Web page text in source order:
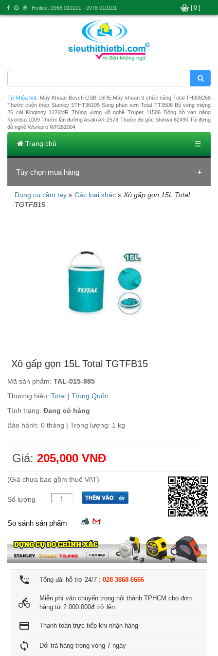
Từ khóa hot: Máy Khoan Bosch GSB 16RE Máy khoan 3 chức năng Total TH308268
Thước cuộn thép Stanley STHT36195 Súng phun sơn Total TT3506 Bộ vòng miệng
26 cái Kingtony 1226MR Thùng đựng đồ nghề Truper 11506 Đồng hồ vạn năng
Kyoritsu 1009 Thước lăn đường Asaki AK-2578 Thước đo góc Shinwa 62490 Túi đựng
đồ nghề Workpro WP281004
Trang chủ ☰
Tùy chọn mua hàng
Đang tải dữ liệu
Dụng cụ cầm tay » Các loại khác » Xô gấp gọn 15L Total
TGTFB15
Xô gấp gọn 15L Total TGTFB15
Mã sản phẩm: TAL-015-985
Thương hiệu: Total | Trung Quốc
Tình trạng: Đang có hàng
Bảo hành: 0 tháng | Trọng lượng: 1 kg
Giá: 205,000 VNĐ
(Giá chưa bao gồm thuế VAT)
Số lượng
So sánh sản phẩm
settings_phone Tổng đài hỗ trợ 24/7 : 028 3868 6666
directions_bike
Miễn phí vận chuyển trong nội thành TPHCM cho đơn
hàng từ 2.000.000đ trở lên
credit_card Thanh toán trực tiếp khi nhận hàng
loop Đổi trả hàng trong vòng 7 ngày
Hotline: 0968 010101 - 0978 010101 [ 0 ]